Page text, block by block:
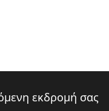
εκδρομή σας